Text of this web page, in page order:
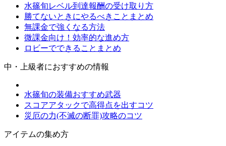
水篠旬レベル到達報酬の受け取り方
勝てないときにやるべきことまとめ
無課金で強くなる方法
微課金向け！効率的な進め方
ロビーでできることまとめ
中・上級者におすすめの情報
水篠旬の装備おすすめ武器
スコアアタックで高得点を出すコツ
災厄の力(不滅の断罪)攻略のコツ
アイテムの集め方